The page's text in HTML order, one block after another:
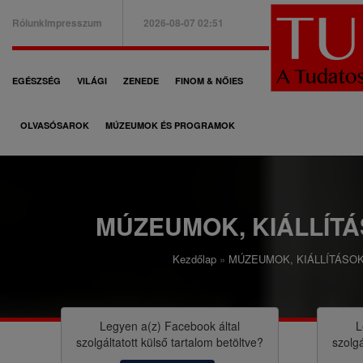
B
a
e
n
RólunkImpresszum 2026-08-07 02:51
F
ő
i
EGÉSZSÉG VILÁGI ZENEDE FINOM & NŐIES
OLVASÓSAROK MÚZEUMOK ÉS PROGRAMOK
MÚZEUMOK,
o
Kezdőlap MÚZEUMOK,
Legyen a(z) Facebook által
szolgáltatott külső tartalom betöltve?